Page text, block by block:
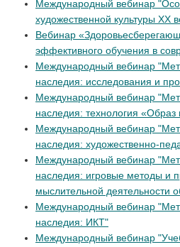
Международный вебинар
художественной культуры XX
Вебинар
эффективного обучения в
Международный вебинар
наследия: исследования и
Международный вебинар
наследия: технология
Международный вебинар
наследия: художественно-
Международный вебинар
наследия: игровые методы и
мыслительной деятельности
Международный вебинар
наследия: ИКТ"
Международный вебинар